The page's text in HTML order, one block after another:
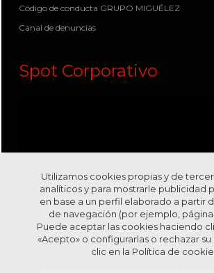
Código de conducta GRUPO MIGUÉLEZ
Canal de denuncias
Spot Corporativo
Utilizamos cookies propias y de
analíticos y para mostrarle publicidad
en base a un perfil elaborado a partir
de navegación (por ejemplo,
Puede aceptar las cookies haciendo
«Acepto» o configurarlas o rechazar
clic en la Política de